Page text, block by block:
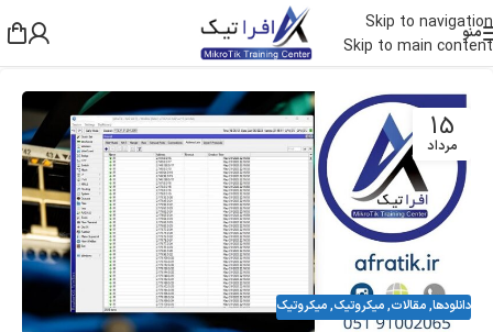
Skip to navigation
Skip to main content
منو
15
مرداد
دانلودها,مقالات,میکروتیک,میکروتیک